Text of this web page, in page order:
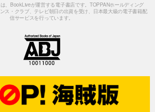
、BookLiveが運営する電子書店です。TOPPANホールディング
ス・クラブ、テレビ朝日の出資を受け、日本最大級の電子書籍配
信サービスを行っています。